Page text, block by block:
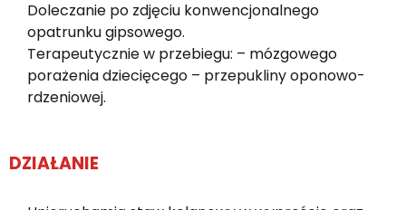
Doleczanie po zdjęciu konwencjonalnego
opatrunku gipsowego.
Terapeutycznie w przebiegu: – mózgowego
porażenia dziecięcego – przepukliny oponowo-
rdzeniowej.
DZIAŁANIE